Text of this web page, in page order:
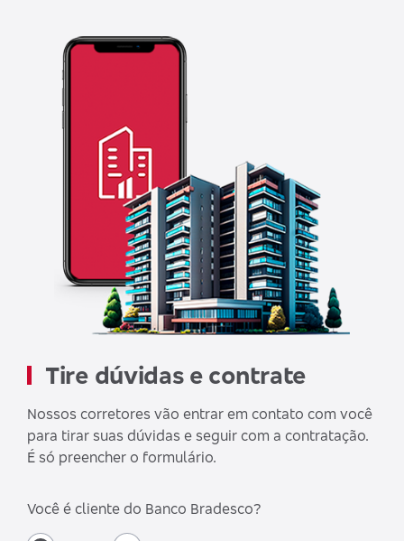
Tire dúvidas e contrate
Nossos corretores vão entrar em contato com você
para tirar suas dúvidas e seguir com a contratação.
É só preencher o formulário.
Você é cliente do Banco Bradesco?